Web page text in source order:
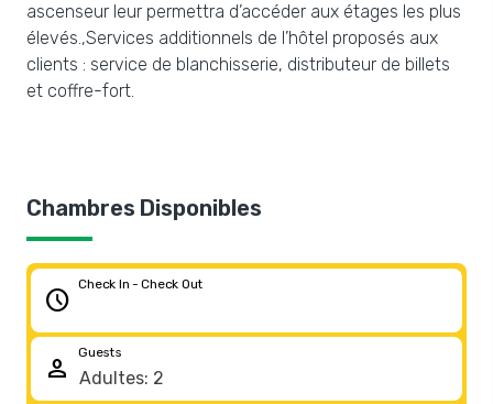
ascenseur leur permettra d’accéder aux étages les plus
élevés.,Services additionnels de l’hôtel proposés aux
clients : service de blanchisserie, distributeur de billets
et coffre-fort.
Chambres Disponibles
schedule
Check In - Check Out
person
Guests